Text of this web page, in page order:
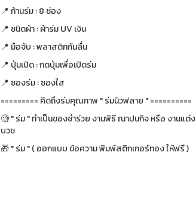
📍 ก้านร่ม : 8 ช่อง
📍 ชนิดผ้า : ผ้าร่ม UV เงิน
📍 มือจับ : พลาสติกกันลื่น
📍 ปุ่มเปิด : กดปุ่มเพื่อเปิดร่ม
📍 ซองร่ม : ซองใส
========= คิดถึงร่มคุณภาพ " ร่มนิวฟลาย " ==========
🧐 " ร่ม " ทำเป็นของชำร่วย งานพิธี ณาปนกิจ หรือ งานแต่ง
บวช
🎁 " ร่ม " ( ออกแบบ ข้อความ พิมพ์สติกเกอร์ทอง ให้ฟรี )